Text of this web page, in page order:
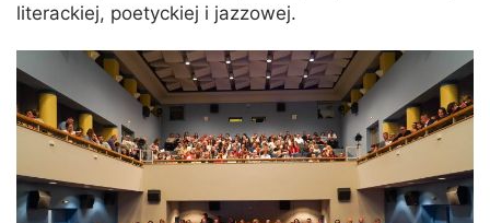
literackiej, poetyckiej i jazzowej.